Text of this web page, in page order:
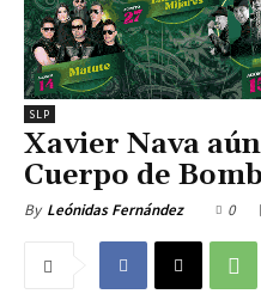
SLP
Xavier Nava
Cuerpo de
By Leónidas Fernández 0